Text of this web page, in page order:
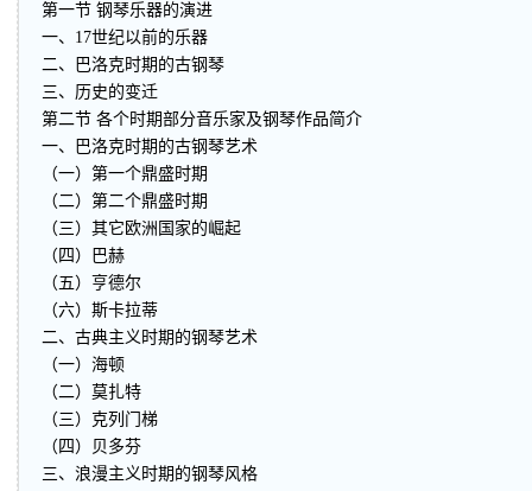
第一节 钢琴乐器的演进
一、17世纪以前的乐器
二、巴洛克时期的古钢琴
三、历史的变迁
第二节 各个时期部分音乐家及钢琴作品简介
一、巴洛克时期的古钢琴艺术
（一）第一个鼎盛时期
（二）第二个鼎盛时期
（三）其它欧洲国家的崛起
（四）巴赫
（五）亨德尔
（六）斯卡拉蒂
二、古典主义时期的钢琴艺术
（一）海顿
（二）莫扎特
（三）克列门梯
（四）贝多芬
三、浪漫主义时期的钢琴风格